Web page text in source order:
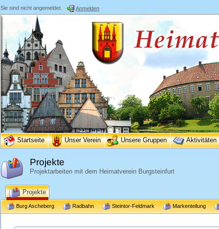
Sie sind nicht angemeldet. Anmelden
Startseite Unser Verein Unsere Gruppen Aktivitäten
Projekte
Projektarbeiten mit dem Heimatverein Burgsteinfurt
Projekte
Burg Ascheberg Radbahn Steintor-Feldmark Markenteilung